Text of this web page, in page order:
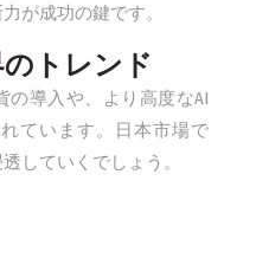
が成功の鍵です。
トレンド
の導入や、より高度なAI
ています。日本市場で
していくでしょう。